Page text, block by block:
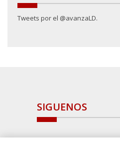
Tweets por el @avanzaLD.
SIGUENOS